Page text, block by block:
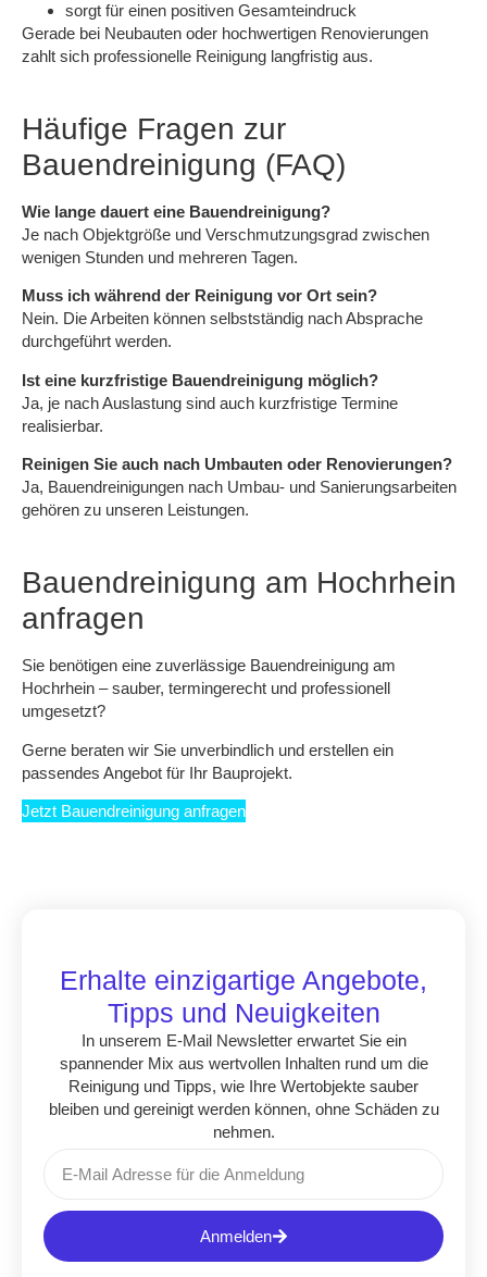
sorgt für einen positiven Gesamteindruck
Gerade bei Neubauten oder hochwertigen Renovierungen
zahlt sich professionelle Reinigung langfristig aus.
Häufige Fragen zur
Bauendreinigung (FAQ)
Wie lange dauert eine Bauendreinigung?
Je nach Objektgröße und Verschmutzungsgrad zwischen
wenigen Stunden und mehreren Tagen.
Muss ich während der Reinigung vor Ort sein?
Nein. Die Arbeiten können selbstständig nach Absprache
durchgeführt werden.
Ist eine kurzfristige Bauendreinigung möglich?
Ja, je nach Auslastung sind auch kurzfristige Termine
realisierbar.
Reinigen Sie auch nach Umbauten oder Renovierungen?
Ja, Bauendreinigungen nach Umbau- und Sanierungsarbeiten
gehören zu unseren Leistungen.
Bauendreinigung am Hochrhein
anfragen
Sie benötigen eine zuverlässige Bauendreinigung am
Hochrhein – sauber, termingerecht und professionell
umgesetzt?
Gerne beraten wir Sie unverbindlich und erstellen ein
passendes Angebot für Ihr Bauprojekt.
Jetzt Bauendreinigung anfragen
Erhalte einzigartige Angebote,
Tipps und Neuigkeiten
In unserem E-Mail Newsletter erwartet Sie ein
spannender Mix aus wertvollen Inhalten rund um die
Reinigung und Tipps, wie Ihre Wertobjekte sauber
bleiben und gereinigt werden können, ohne Schäden zu
nehmen.
Anmelden